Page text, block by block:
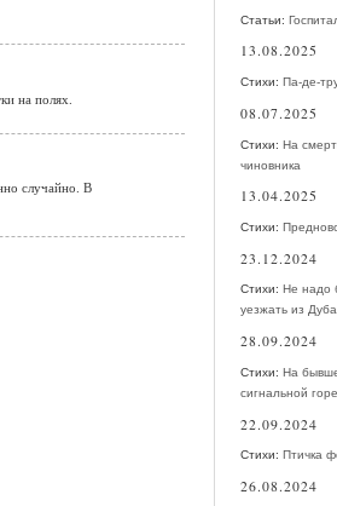
на полях.
случайно. В
Статьи:
13.08.2025
Стихи: Па-де-
08.07.2025
Стихи: На
чиновника
13.04.2025
Стихи:
23.12.2024
Стихи: Не надо
уезжать из
28.09.2024
Стихи: На
сигнальной горе
22.09.2024
Стихи: Птичка
26.08.2024